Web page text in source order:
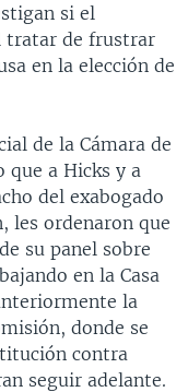
si el
tratar de frustrar
en la elección de
de la Cámara de
que a Hicks y a
del exabogado
les ordenaron que
su panel sobre
en la Casa
la
donde se
contra
seguir adelante.